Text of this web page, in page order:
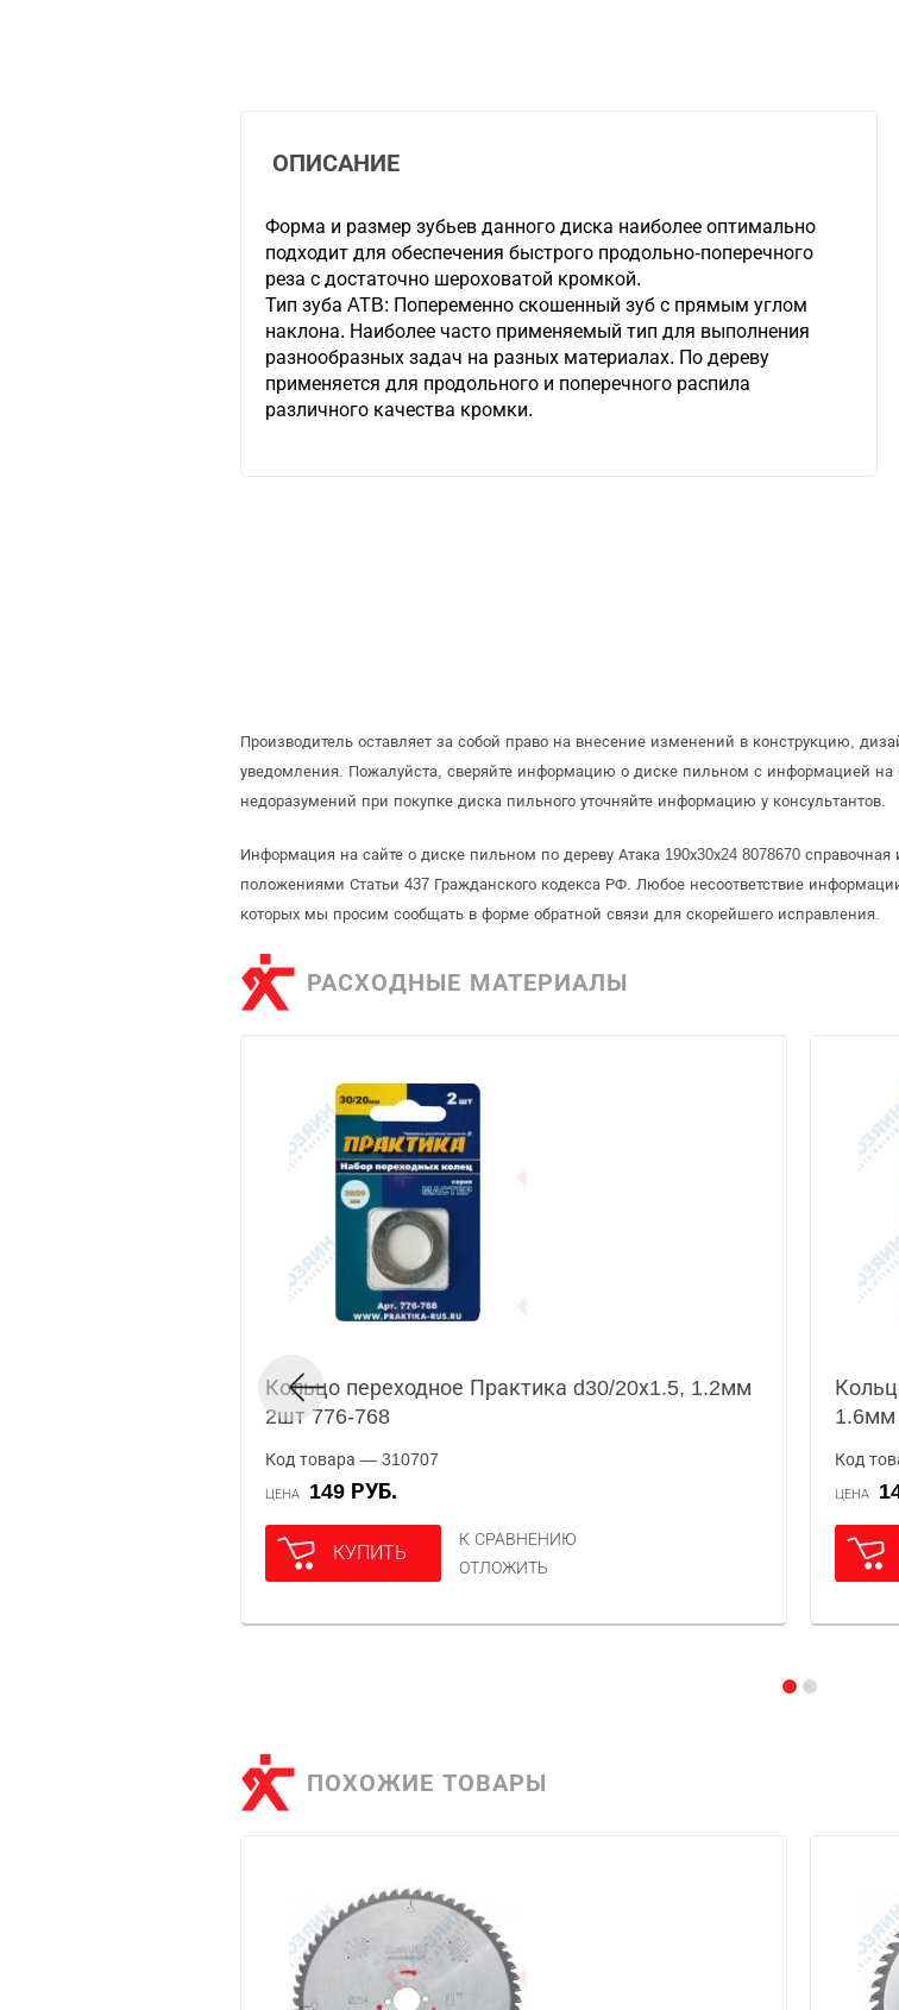
ОПИСАНИЕ
Форма и размер зубьев данного диска наиболее оптимально
подходит для обеспечения быстрого продольно-поперечного
реза с достаточно шероховатой кромкой.
Тип зуба ATB: Попеременно скошенный зуб с прямым углом
наклона. Наиболее часто применяемый тип для выполнения
разнообразных задач на разных материалах. По дереву
применяется для продольного и поперечного распила
различного качества кромки.
Производитель оставляет за собой право на внесение изменений в конструкцию,
уведомления. Пожалуйста, сверяйте информацию о диске пильном с информацией
недоразумений при покупке диска пильного уточняйте информацию у консультантов.
Информация на сайте о диске пильном по дереву Атака 190х30х24 8078670
положениями Статьи 437 Гражданского кодекса РФ. Любое несоответствие
которых мы просим сообщать в форме обратной связи для скорейшего исправления.
РАСХОДНЫЕ МАТЕРИАЛЫ
Кольцо переходное Практика d30/20х1.5, 1.2мм
2шт 776-768
Код товара — 310707
ЦЕНА 149 РУБ.
КУПИТЬ
К СРАВНЕНИЮ
ОТЛОЖИТЬ
1.6мм
Код
ЦЕНА
ПОХОЖИЕ ТОВАРЫ